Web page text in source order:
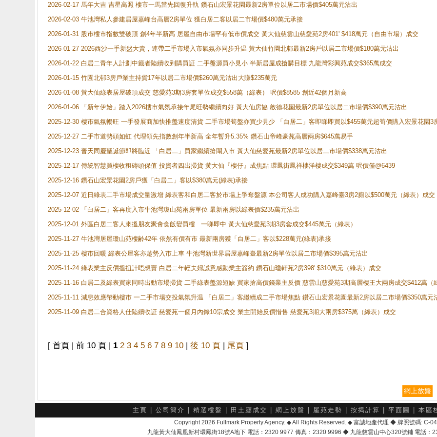
2026-02-17 馬年大吉 吉星高照 樓市一馬當先回復升軌 鑽石山宏景花園最新2房單位以居二市場價$405萬元沽出
2026-02-03 牛池灣私人參建居屋嘉峰台高層2房單位 獲白居二客以居二市場價$480萬元承接
2026-01-31 股市樓市指數雙破頂 創4年半新高 居屋自由市場罕有低市價成交 黃大仙慈雲山慈愛苑2房401' $418萬元（自由市場）成交
2026-01-27 2026西沙一手新盤大賣，連帶二手市場入市氣氛亦同步升温 黃大仙竹園北邨最新2房戶以居二市場價$180萬元沽出
2026-01-22 白居二青年人計劃中籤者陸續收到購買証 二手盤源買小見小 半新居屋成搶購目標 九龍灣彩興苑成交$365萬成交
2026-01-15 竹園北邨3房戶業主持貨17年以居二市場價$260萬元沽出大賺$235萬元
2026-01-08 黃大仙綠表居屋破頂成交 慈愛苑3期3房套單位成交$558萬（綠表） 呎價$8585 創近42個月新高
2026-01-06 「新年伊始」踏入2026樓市氣氛承接年尾旺勢繼續向好 黃大仙房協 啟德花園最新2房單位以居二市場價$390萬元沽出
2025-12-30 樓市氣氛暢旺 一手發展商加快推盤速度清貨 二手市場筍盤亦買少見少 「白居二」客即睇即買以$455萬元超筍價購入宏景花園3
2025-12-27 二手市道勢頭如虹 代理領先指數創年半新高 全年暫升5.35% 鑽石山帝峰豪苑高層兩房$645萬易手
2025-12-23 普天同慶聖誕節即將臨近 「白居二」買家繼續搶閘入市 黃大仙慈愛苑最新2房單位以居二市場價$338萬元沽出
2025-12-17 傳統智慧買樓收租磚頭保值 投資者四出掃貨 黃大仙『樓仔』成焦點 環鳳街鳳祥樓洋樓成交$349萬 呎價僅@6439
2025-12-16 鑽石山宏景花園2房戶獲「白居二」客以$380萬元(綠表)承接
2025-12-07 近日綠表二手市場成交量激增 綠表客和白居二客於市場上爭奪盤源 本公司客人成功購入嘉峰臺3房2廁以$500萬元（綠表）成交
2025-12-02 「白居二」客再度入市牛池灣瓊山苑兩房單位 最新兩房以綠表價$235萬元沽出
2025-12-01 外區白居二客人來搵朋友聚會食飯變買樓 一睇即中 黃大仙慈愛苑3期3房套成交$445萬元（綠表）
2025-11-27 牛池灣居屋瓊山苑樓齢42年 依然有價有市 最新兩房獲「白居二」客以$228萬元(綠表)承接
2025-11-25 樓市回暖 綠表公屋客亦趁勢入市上車 牛池灣新世界居屋嘉峰臺最新2房單位以居二市場價$395萬元沽出
2025-11-24 綠表業主反價搵扭計唔想賣 白居二年輕夫婦誠意感動業主簽約 鑽石山瓊軒苑2房398' $310萬元（綠表）成交
2025-11-16 白居二及綠表買家同時出動市場掃貨 二手綠表盤源短缺 買家搶高價錢業主反價 慈雲山慈愛苑3期高層樓王大兩房成交$412萬（
2025-11-11 減息效應帶動樓市 一二手市場交投氣氛升温 「白居二」客繼續成二手市場焦點 鑽石山宏景花園最新2房以居二市場價$350萬元
2025-11-09 白居二合資格人仕陸續收証 慈愛苑一個月內錄10宗成交 業主開始反價惜售 慈愛苑3期大兩房$375萬（綠表）成交
[ 首頁 | 前 10 頁 | 1 2 3 4 5 6 7 8 9 10 | 後 10 頁 | 尾頁 ]
網上放盤
主頁 公司簡介 精選樓盤 田土廳成交 網上放盤 屋苑走勢 按揭計算 平面圖 本區
Copyright 2026 Fullmark Property Agency. ◆ All Rights Reserved. ◆ 富誠地產代理 ◆ 牌照號碼: C-
九龍黃大仙鳳凰新村環鳳街18號A地下 電話：2320 9977 傳真：2320 9996 ◆ 九龍慈雲山中心320號鋪 電話：